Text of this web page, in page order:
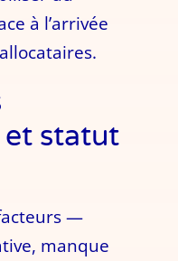
à l’arrivée
statut
—
manque